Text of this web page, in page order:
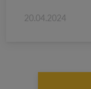
20.04.2024